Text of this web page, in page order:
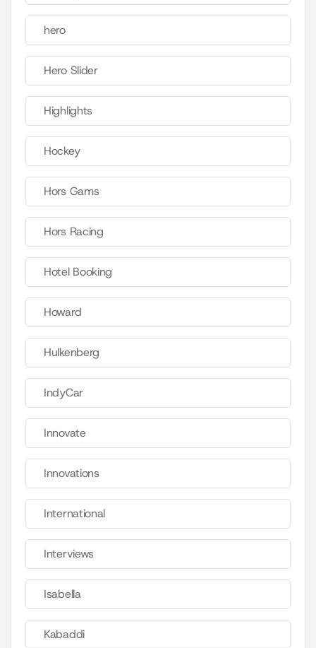
hero
Hero Slider
Highlights
Hockey
Hors Gams
Hors Racing
Hotel Booking
Howard
Hulkenberg
IndyCar
Innovate
Innovations
International
Interviews
Isabella
Kabaddi